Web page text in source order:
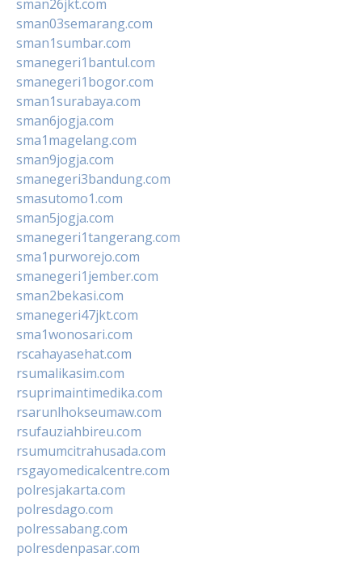
sman26jkt.com
sman03semarang.com
sman1sumbar.com
smanegeri1bantul.com
smanegeri1bogor.com
sman1surabaya.com
sman6jogja.com
sma1magelang.com
sman9jogja.com
smanegeri3bandung.com
smasutomo1.com
sman5jogja.com
smanegeri1tangerang.com
sma1purworejo.com
smanegeri1jember.com
sman2bekasi.com
smanegeri47jkt.com
sma1wonosari.com
rscahayasehat.com
rsumalikasim.com
rsuprimaintimedika.com
rsarunlhokseumaw.com
rsufauziahbireu.com
rsumumcitrahusada.com
rsgayomedicalcentre.com
polresjakarta.com
polresdago.com
polressabang.com
polresdenpasar.com